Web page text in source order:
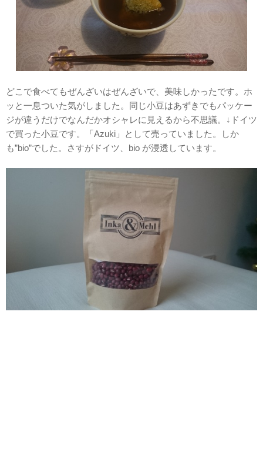
どこで食べてもぜんざいはぜんざいで、美味しかったです。ホ
ッと一息ついた気がしました。同じ小豆はあずきでもパッケー
ジが違うだけでなんだかオシャレに見えるから不思議。↓ドイツ
で買った小豆です。「Azuki」として売っていました。しか
も”bio”でした。さすがドイツ、bio が浸透しています。